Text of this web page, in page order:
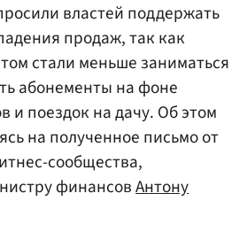
властей поддержать
продаж, так как
стали меньше заниматься
абонементы на фоне
и поездок на дачу. Об этом
на полученное письмо от
сообщества,
финансовАнтону